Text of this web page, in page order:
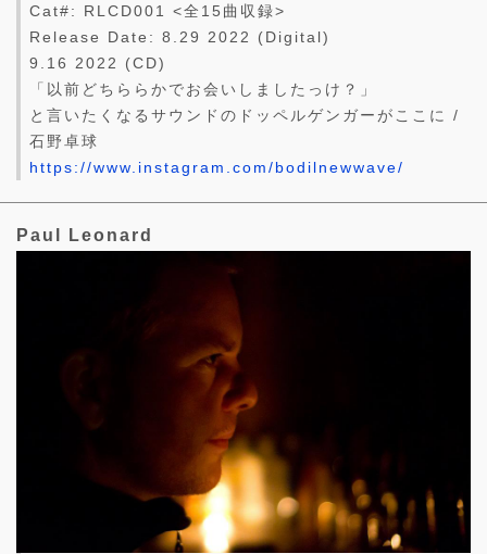
Cat#: RLCD001 <全15曲収録>
Release Date: 8.29 2022 (Digital)
9.16 2022 (CD)
「以前どちららかでお会いしましたっけ？」
と言いたくなるサウンドのドッペルゲンガーがここに /
石野卓球
https://www.instagram.com/bodilnewwave/
Paul Leonard